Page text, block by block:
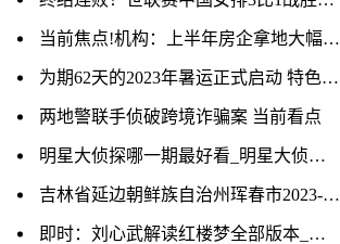
当前焦点!机构：上半年房企拿地大幅下降，央国企仍是重点城市拿地主力
为期62天的2023年暑运正式启动 特色产品满足旅客出行需求_环球微速讯
两地警联手侦破跨境诈骗案 当前看点
明星大侦探哪一期最好看_明星大侦探邓伦哪一期 当前热闻
吉林省延边朝鲜族自治州珲春市2023-06-22 07:53发布其它气象灾害黄色预警_天天热议
即时：刘心武解读红楼梦全部版本_红楼梦抚慰了我的灵魂